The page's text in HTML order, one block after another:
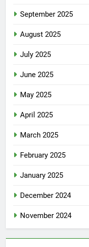
September 2025
August 2025
July 2025
June 2025
May 2025
April 2025
March 2025
February 2025
January 2025
December 2024
November 2024